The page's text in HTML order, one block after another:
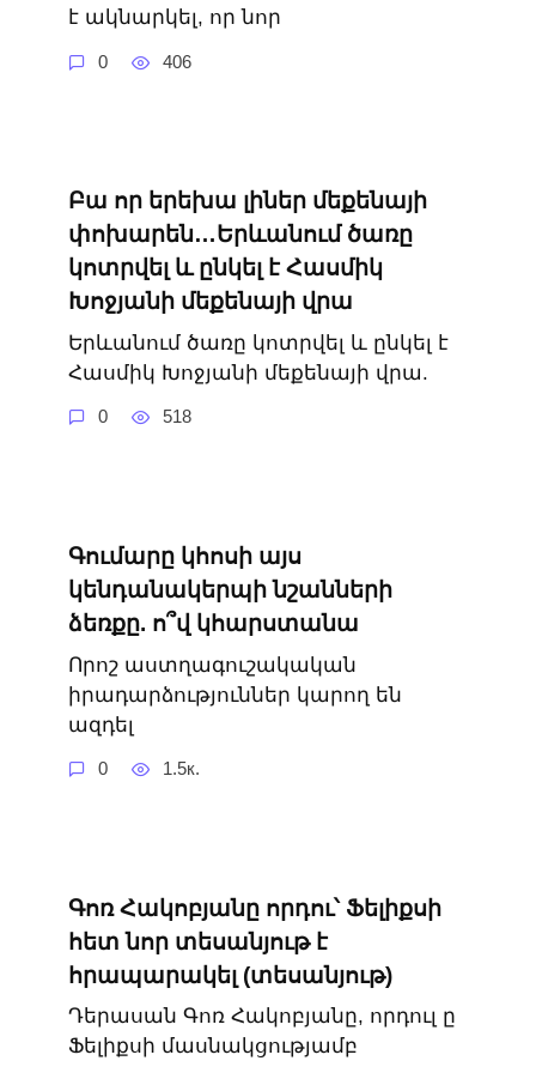
է ակնարկել, որ նոր
0 406
Բա որ երեխա լիներ մեքենայի
փոխարեն…Երևանում ծառը
կոտրվել և ընկել է Հասմիկ
Խոջյանի մեքենայի վրա
Երևանում ծառը կոտրվել և ընկել է
Հասմիկ Խոջյանի մեքենայի վրա.
0 518
Գումարը կհոսի այս
կենդանակերպի նշանների
ձեռքը. ո՞վ կհարստանա
Որոշ աստղագուշակական
իրադարձություններ կարող են
ազդել
0 1.5к.
Գոռ Հակոբյանը որդու՝ Ֆելիքսի
հետ նոր տեսանյութ է
հրապարակել (տեսանյութ)
Դերասան Գոռ Հակոբյանը, որդուլ ը
Ֆելիքսի մասնակցությամբ